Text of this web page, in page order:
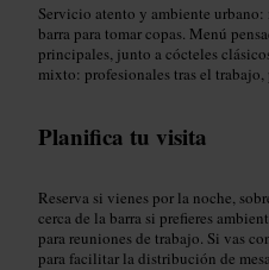
Servicio atento y ambiente urbano:
barra para tomar copas. Menú
principales, junto a cócteles
mixto: profesionales tras el trabajo,
Planifica tu visita
Reserva si vienes por la noche,
cerca de la barra si prefieres
para reuniones de trabajo. Si vas
para facilitar la distribución de